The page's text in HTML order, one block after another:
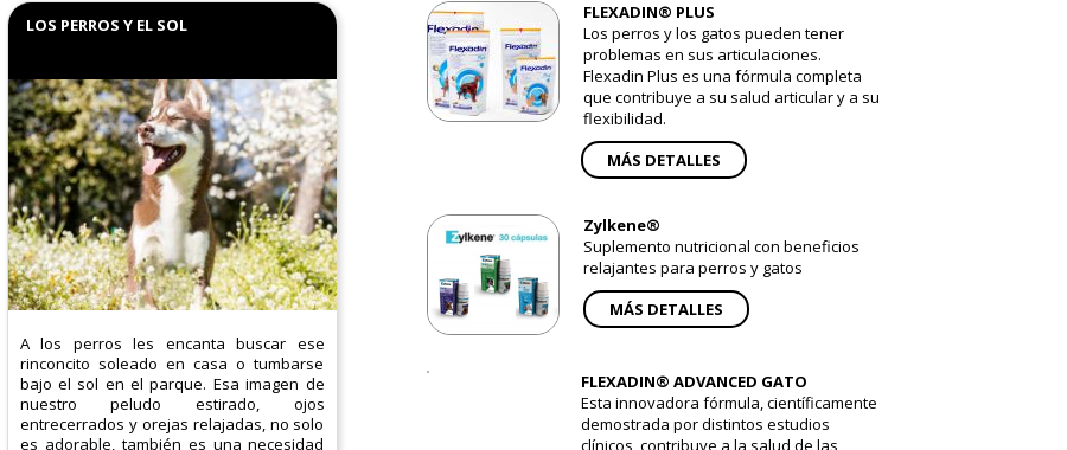
LOS PERROS Y EL SOL
A los perros les encanta buscar ese
rinconcito soleado en casa o tumbarse
bajo el sol en el parque. Esa imagen de
nuestro peludo estirado, ojos
entrecerrados y orejas relajadas, no solo
es adorable, también es una necesidad
FLEXADIN® PLUS
Los perros y los gatos pueden tener
problemas en sus articulaciones.
Flexadin Plus es una fórmula completa
que contribuye a su salud articular y a su
flexibilidad.
MÁS DETALLES
Zylkene®
Suplemento nutricional con beneficios
relajantes para perros y gatos
MÁS DETALLES
FLEXADIN® ADVANCED GATO
Esta innovadora fórmula, científicamente
demostrada por distintos estudios